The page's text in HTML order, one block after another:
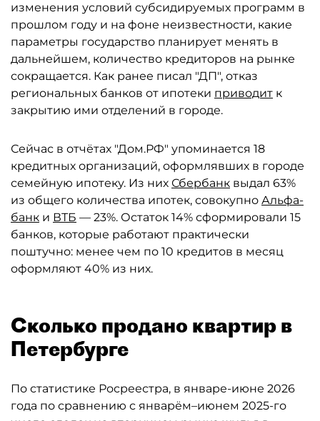
изменения условий субсидируемых программ в
прошлом году и на фоне неизвестности, какие
параметры государство планирует менять в
дальнейшем, количество кредиторов на рынке
сокращается. Как ранее писал "ДП", отказ
региональных банков от ипотеки приводит к
закрытию ими отделений в городе.
Сейчас в отчётах "Дом.РФ" упоминается 18
кредитных организаций, оформлявших в городе
семейную ипотеку. Из них Сбербанк выдал 63%
из общего количества ипотек, совокупно Альфа-
банк и ВТБ — 23%. Остаток 14% сформировали 15
банков, которые работают практически
поштучно: менее чем по 10 кредитов в месяц
оформляют 40% из них.
Сколько продано квартир в
Петербурге
По статистике Росреестра, в январе-июне 2026
года по сравнению с январём–июнем 2025-го